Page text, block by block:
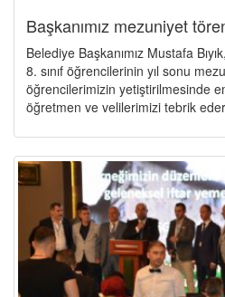
Başkanımız mezuniyet
Belediye Başkanımız Mustafa
8. sınıf öğrencilerinin yıl sonu
öğrencilerimizin yetiştirilmesinde
öğretmen ve velilerimizi tebrik